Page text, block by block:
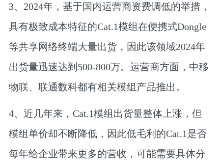
3、2024年，基于国内运营商资费调低的举措，
具有极致成本特征的Cat.1模组在便携式Dongle
等共享网络终端大量出货，因此该领域2024年
出货量迅速达到 500-800万。运营商方面，中移
物联、联通数科都有相关模组产品推出。
4、近几年来，Cat.1模组出货量整体上涨，但
模组单价却不断降低，因此低毛利的Cat.1是否
每年给企业带来更多的营收，可能需要具体分